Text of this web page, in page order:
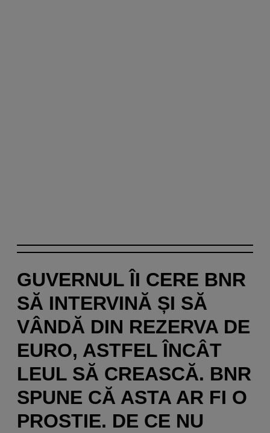
GUVERNUL ÎI CERE BNR
SĂ INTERVINĂ ȘI SĂ
VÂNDĂ DIN REZERVA DE
EURO, ASTFEL ÎNCÂT
LEUL SĂ CREASCĂ. BNR
SPUNE CĂ ASTA AR FI O
PROSTIE. DE CE NU